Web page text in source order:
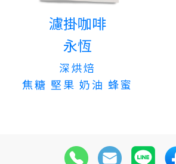
濾掛咖啡
永恆
深烘焙
焦糖 堅果 奶油 蜂蜜